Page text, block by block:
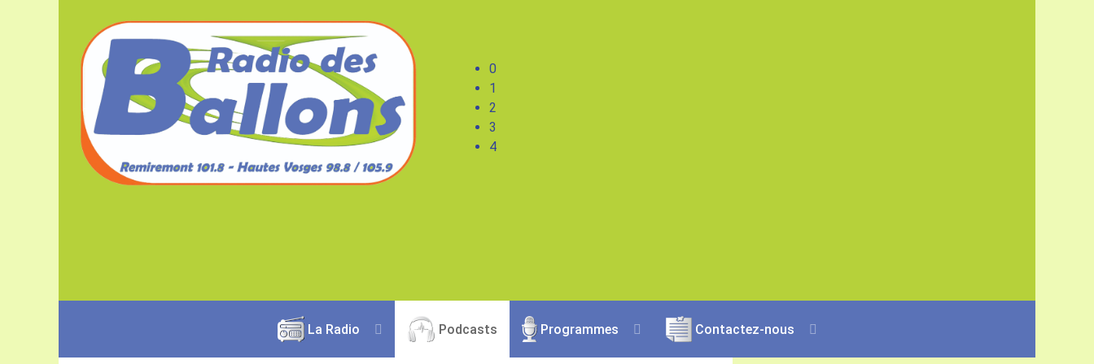
0
1
2
3
4
La Radio Podcasts Programmes Contactez-nous